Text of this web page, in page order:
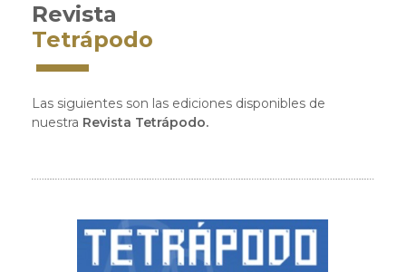
Revista
Tetrápodo
Las siguientes son las ediciones disponibles de
nuestra Revista Tetrápodo.